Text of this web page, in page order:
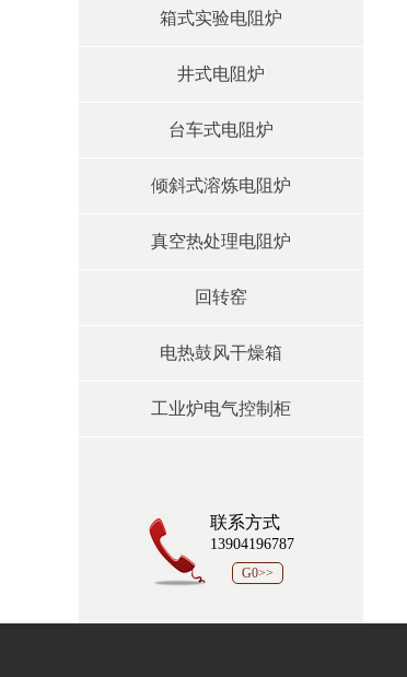
箱式实验电阻炉
井式电阻炉
台车式电阻炉
倾斜式溶炼电阻炉
真空热处理电阻炉
回转窑
电热鼓风干燥箱
工业炉电气控制柜
联系方式
13904196787
G0>>